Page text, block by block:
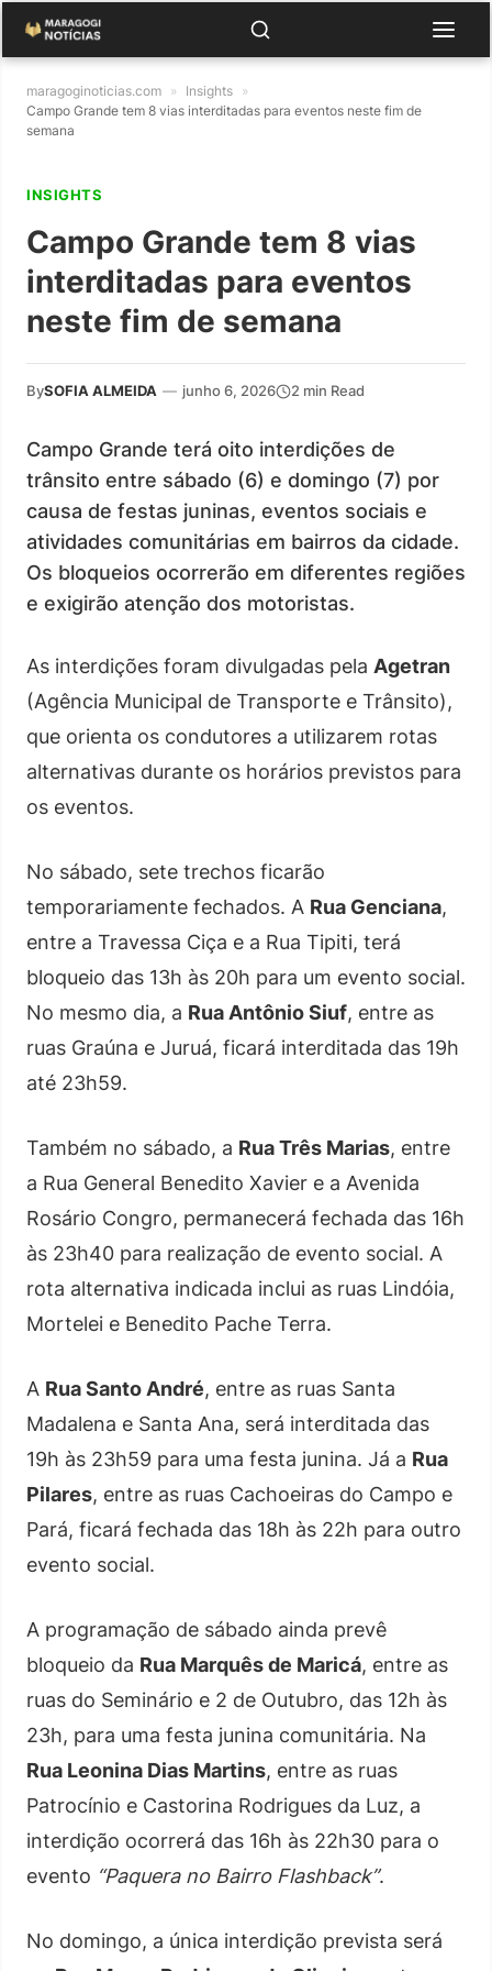
maragoginoticias.com » Insights »
Campo Grande tem 8 vias interditadas para eventos neste fim de
semana
INSIGHTS
Campo Grande tem 8 vias
interditadas para eventos
neste fim de semana
BySOFIA ALMEIDA — junho 6, 2026 2 min Read
Campo Grande terá oito interdições de
trânsito entre sábado (6) e domingo (7) por
causa de festas juninas, eventos sociais e
atividades comunitárias em bairros da cidade.
Os bloqueios ocorrerão em diferentes regiões
e exigirão atenção dos motoristas.
As interdições foram divulgadas pela Agetran
(Agência Municipal de Transporte e Trânsito),
que orienta os condutores a utilizarem rotas
alternativas durante os horários previstos para
os eventos.
No sábado, sete trechos ficarão
temporariamente fechados. A Rua Genciana,
entre a Travessa Ciça e a Rua Tipiti, terá
bloqueio das 13h às 20h para um evento social.
No mesmo dia, a Rua Antônio Siuf, entre as
ruas Graúna e Juruá, ficará interditada das 19h
até 23h59.
Também no sábado, a Rua Três Marias, entre
a Rua General Benedito Xavier e a Avenida
Rosário Congro, permanecerá fechada das 16h
às 23h40 para realização de evento social. A
rota alternativa indicada inclui as ruas Lindóia,
Mortelei e Benedito Pache Terra.
A Rua Santo André, entre as ruas Santa
Madalena e Santa Ana, será interditada das
19h às 23h59 para uma festa junina. Já a Rua
Pilares, entre as ruas Cachoeiras do Campo e
Pará, ficará fechada das 18h às 22h para outro
evento social.
A programação de sábado ainda prevê
bloqueio da Rua Marquês de Maricá, entre as
ruas do Seminário e 2 de Outubro, das 12h às
23h, para uma festa junina comunitária. Na
Rua Leonina Dias Martins, entre as ruas
Patrocínio e Castorina Rodrigues da Luz, a
interdição ocorrerá das 16h às 22h30 para o
evento “Paquera no Bairro Flashback”.
No domingo, a única interdição prevista será